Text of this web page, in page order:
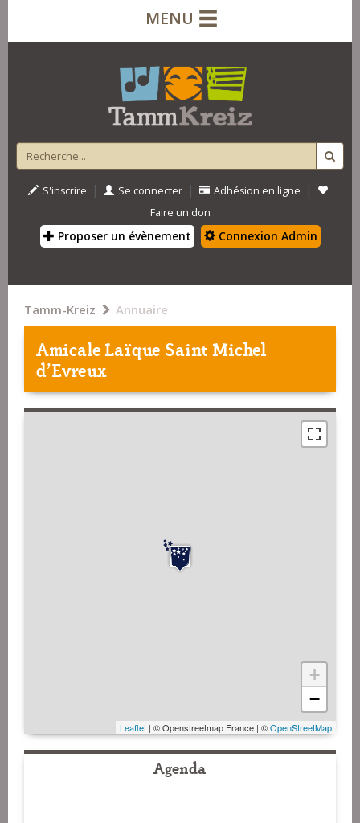
MENU
S'inscrire | Se connecter | Adhésion en ligne |
Faire un don
Proposer un évènement Connexion Admin
Tamm-Kreiz Annuaire
Amicale Laïque Saint Michel
d'Evreux
+
−
Leaflet | © Openstreetmap France | ©OpenStreetMap
Agenda